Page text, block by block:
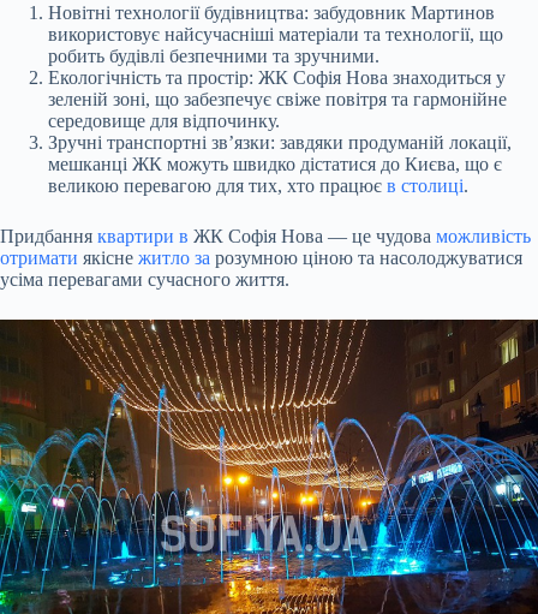
Новітні технології будівництва: забудовник Мартинов
використовує найсучасніші матеріали та технології, що
робить будівлі безпечними та зручними.
Екологічність та простір: ЖК Софія Нова знаходиться у
зеленій зоні, що забезпечує свіже повітря та гармонійне
середовище для відпочинку.
Зручні транспортні зв’язки: завдяки продуманій локації,
мешканці ЖК можуть швидко дістатися до Києва, що є
великою перевагою для тих, хто працює в столиці.
Придбання квартири в ЖК Софія Нова — це чудова можливість
отримати якісне житло за розумною ціною та насолоджуватися
усіма перевагами сучасного життя.